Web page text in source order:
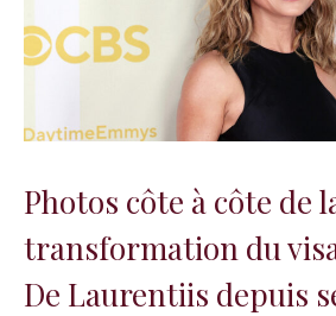
Photos côte à côte de
transformation du
De Laurentiis depuis